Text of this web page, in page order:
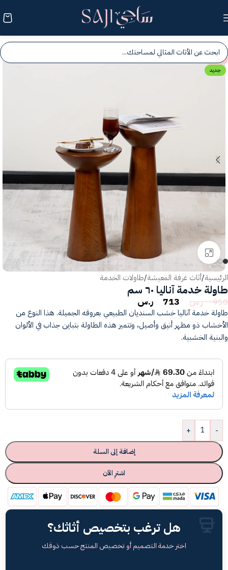
Skip to main content
-25%
جديد
انقر للتكبير
الرئيسية/أثاث غرفة المعيشة/طاولات الخدمة
طاولة خدمة آناليا ٦٠ سم
950 ر.س 713 ر.س
طاولة خدمة آنالياخشب السنديان الطبيعي بعروقه الجميلة. هذا النوع من
الأخشاب ذو مظهر أنيق وأصيل، وتتميز هذه الطاولة بتباين جذاب في الألوان
والبنية الخشبية.
-
+
إضافة إلى السلة
اشترِ الآن
هل ترغب بتخصيص أثاثك؟
اختر خدمة التصميم أو تخصيص المنتج حسب ذوقك